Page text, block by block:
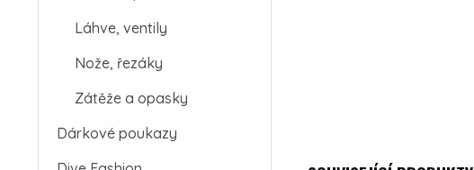
Láhve, ventily
Nože, řezáky
Zátěže a opasky
Dárkové poukazy